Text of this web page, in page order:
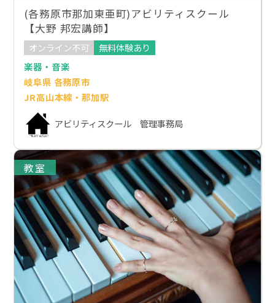
(各務原市那加東亜町)アビリティスクール
【大野 邦宏講師】
オンライン不可
無料体験あり
楽器・音楽
岐阜県 各務原市
JR高山本線・那加駅
アビリティスクール 管理事務局
教室